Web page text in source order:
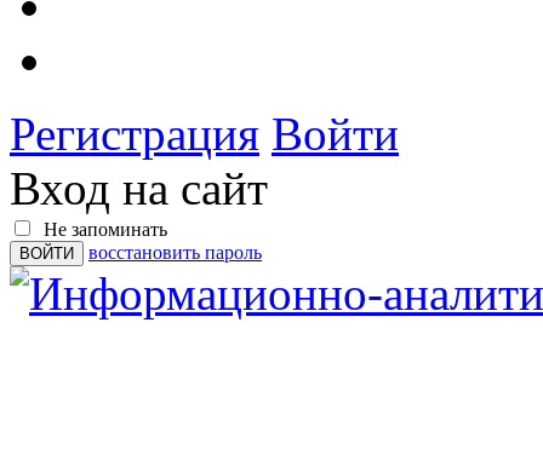
Регистрация Войти
Вход на сайт
Не запоминать
восстановить пароль